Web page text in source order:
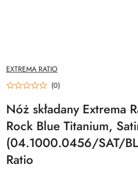
NAZWA
PRODUCENTA:
EXTREMA RATIO
(0)
Nóż składany Extrema
Rock Blue Titanium,
(04.1000.0456/SAT/
Ratio